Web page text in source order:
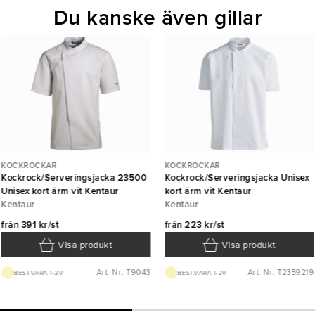
KOCKROCKAR
Kockrock/Serveringsjacka 23500
Unisex kort ärm vit Kentaur
Kentaur
från391 kr/st
Visa produkt
BEST.VARA 1-2V Art. Nr: T9043
KOCKROCKAR
Kockrock/Serveringsjacka Unisex
kort ärm vit Kentaur
Kentaur
från223 kr/st
Visa produkt
BEST.VARA 1-2V Art. Nr: T2359219
Du kanske även gillar